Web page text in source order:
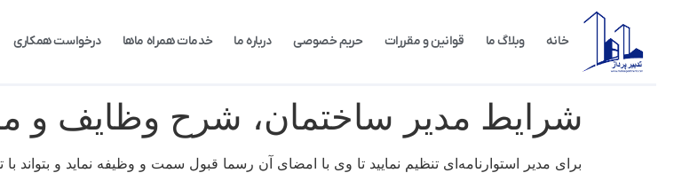
خانه وبلاگ ما قوانین و مقررات حریم خصوصی درباره ما خدمات همراه ماها درخواست همکاری
شرایط مدیر ساختمان، شرح وظایف و
برای مدیر استوارنامه‌ای تنظیم نمایید تا وی با امضای آن رسما قبول سمت و وظیفه نماید و